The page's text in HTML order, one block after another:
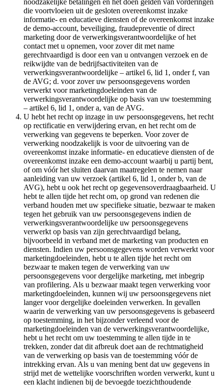
noodzakelijke betalingen en het doen gelden van vorderingen
die voortvloeien uit de gesloten overeenkomst inzake
informatie- en educatieve diensten of de overeenkomst inzake
de demo-account, beveiliging, fraudepreventie of direct
marketing door de verwerkingsverantwoordelijke of het
contact met u opnemen, voor zover dit met name
gerechtvaardigd is door een van u ontvangen verzoek en de
reikwijdte van de bedrijfsactiviteiten van de
verwerkingsverantwoordelijke – artikel 6, lid 1, onder f, van
de AVG; d. voor zover uw persoonsgegevens worden
verwerkt voor marketingdoeleinden van de
verwerkingsverantwoordelijke op basis van uw toestemming
– artikel 6, lid 1, onder a, van de AVG.
U hebt het recht op inzage in uw persoonsgegevens, het recht
op rectificatie en verwijdering ervan, en het recht om de
verwerking van gegevens te beperken. Voor zover de
verwerking noodzakelijk is voor de uitvoering van de
overeenkomst inzake informatie- en educatieve diensten of de
overeenkomst inzake een demo-account waarbij u partij bent,
of om vóór het sluiten daarvan maatregelen te nemen naar
aanleiding van uw verzoek (artikel 6, lid 1, onder b, van de
AVG), hebt u ook het recht op gegevensoverdraagbaarheid. U
hebt te allen tijde het recht om, op grond van redenen die
verband houden met uw specifieke situatie, bezwaar te maken
tegen het gebruik van uw persoonsgegevens indien de
verwerkingsverantwoordelijke uw persoonsgegevens
verwerkt op basis van zijn gerechtvaardigd belang,
bijvoorbeeld in verband met de marketing van producten en
diensten. Indien uw persoonsgegevens worden verwerkt voor
marketingdoeleinden, hebt u te allen tijde het recht om
bezwaar te maken tegen de verwerking van uw
persoonsgegevens voor dergelijke marketing, met inbegrip
van profilering. Als u bezwaar maakt tegen verwerking voor
marketingdoeleinden, kunnen wij uw persoonsgegevens niet
langer voor dergelijke doeleinden verwerken. In gevallen
waarin de verwerking van uw persoonsgegevens is gebaseerd
op toestemming, in het bijzonder verleend voor de
marketingdoeleinden van de verwerkingsverantwoordelijke,
hebt u het recht om uw toestemming te allen tijde in te
trekken, zonder dat dit afbreuk doet aan de rechtmatigheid
van de verwerking op basis van de toestemming vóór de
intrekking ervan. Als u van mening bent dat uw gegevens in
strijd met de wettelijke voorschriften worden verwerkt, kunt u
een klacht indienen bij de bevoegde toezichthoudende